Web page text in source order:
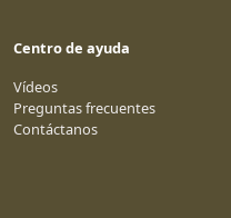
Centro de ayuda
Vídeos
Preguntas frecuentes
Contáctanos